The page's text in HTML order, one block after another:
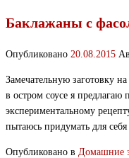
Баклажаны с
Опубликовано 20.08.2015
Замечательную заготовку
в остром соусе я
экспериментальному
пытаюсь придумать для себя
Опубликовано в Домашние